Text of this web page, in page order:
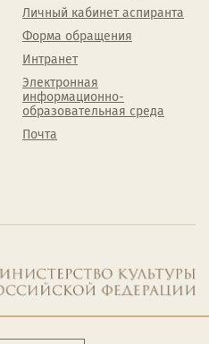
Личный кабинет аспиранта
Форма обращения
Интранет
Электронная
информационно-
образовательная среда
Почта